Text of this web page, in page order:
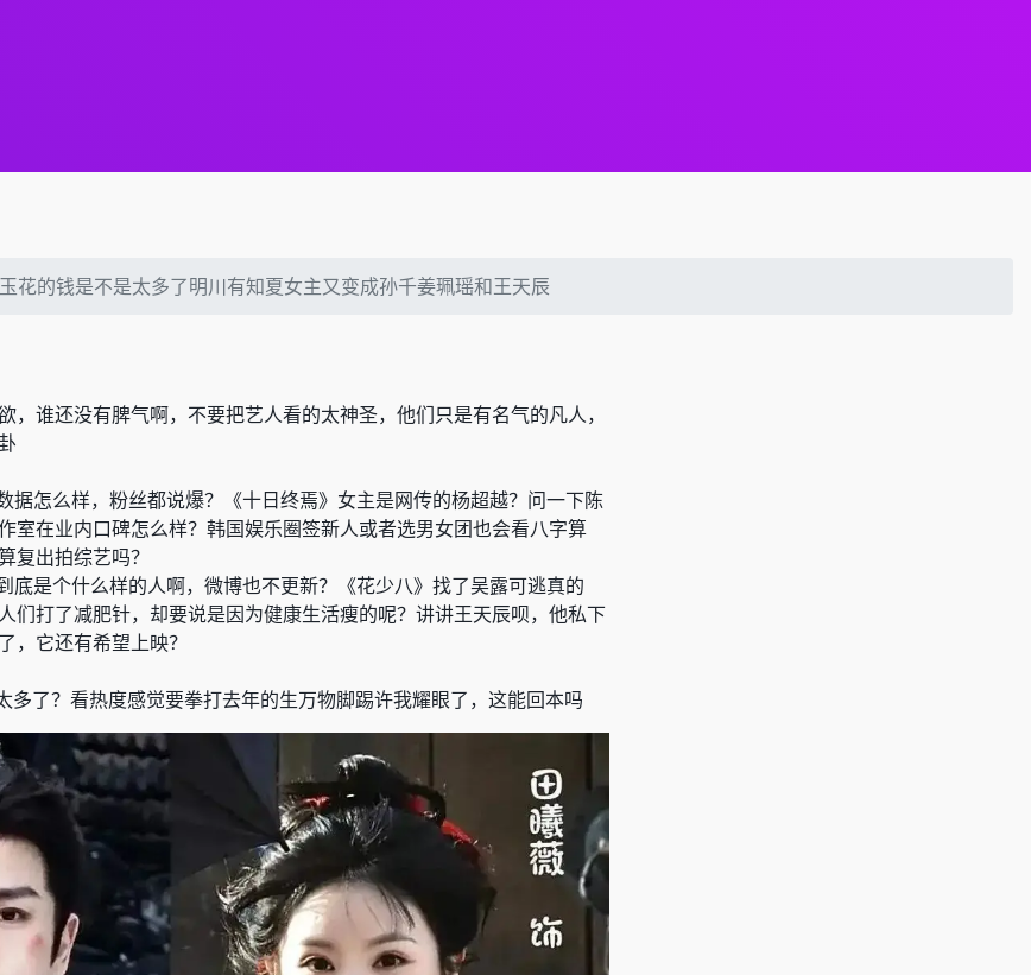
花的钱是不是太多了明川有知夏女主又变成孙千姜珮瑶和王天辰
，谁还没有脾气啊，不要把艺人看的太神圣，他们只是有名气的凡人，
据怎么样， 粉丝都说爆？《十日终焉》 女主是网传的杨超越？问一下陈
室在业内口碑怎么样？ 韩国娱乐圈签新人或者选男女团也会看八字算
复出拍综艺吗？
底是个什么样的人啊， 微博也不更新？ 《花少八》 找了吴露可逃真的
们打了减肥针，却要说是因为健康生活瘦的呢？ 讲讲王天辰呗，他私下
，它还有希望上映？
多了？看热度感觉要拳打去年的生万物脚踢许我耀眼了，这能回本吗